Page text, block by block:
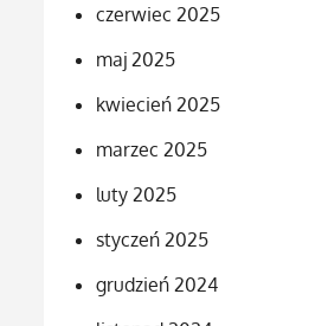
czerwiec 2025
maj 2025
kwiecień 2025
marzec 2025
luty 2025
styczeń 2025
grudzień 2024